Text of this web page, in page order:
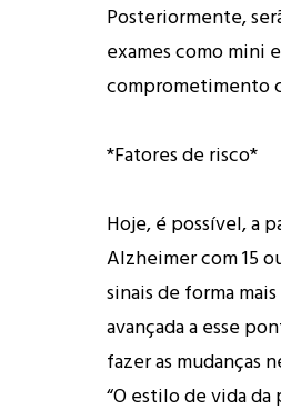
Posteriormente,
exames como mini
comprometimento
*Fatores de risco*
Hoje, é possível, a
Alzheimer com 15
sinais de forma
avançada a esse
fazer as mudanças
“O estilo de vida